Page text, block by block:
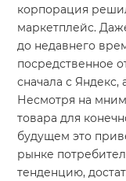
корпорация
маркетплейс.
до недавнего
посредственное
сначала с Яндекс,
Несмотря на
товара для
будущем это
рынке
тенденцию,